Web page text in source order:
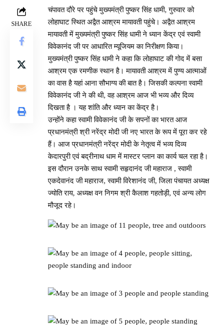
SHARE
चंपावत दौरे पर पहुंचे मुख्यमंत्री पुष्कर सिंह धामी, गुरुवार को
लोहाघाट स्थित अद्वैत आश्रम मायावती पहुंचे। अद्वैत आश्रम
मायावती में मुख्यमंत्री पुष्कर सिंह धामी ने ध्यान केंद्र एवं स्वामी
विवेकानंद जी पर आधारित म्यूजियम का निरीक्षण किया।
मुख्यमंत्री पुष्कर सिंह धामी ने कहा कि लोहाघाट की गोद में बसा
आश्रम एक रमणीक स्थान है। मायावती आश्रम में पुण्य आत्माओं
का वास है यहां आना सौभाग्य की बात है। जिसकी कल्पना स्वामी
विवेकानंद जी ने की थी, वह आश्रम आज भी भव्य और दिव्य
दिखता है । यह शांति और ध्यान का केंद्र है।
उन्होंने कहा स्वामी विवेकानंद जी के सपनों का भारत आज
प्रधानमंत्री श्री नरेंद्र मोदी जी नए भारत के रूप में पूरा कर रहे
हैं। आज प्रधानमंत्री नरेंद्र मोदी के नेतृत्व में भव्य दिव्य
केदारपुरी एवं बद्रीनाथ धाम में मास्टर प्लान का कार्य चल रहा है।
इस दौरान उनके साथ स्वामी सहृदानंद जी महाराज , स्वामी
एकदेवानंद जी महाराज, स्वामी विरेशानंद जी, जिला पंचायत अध्यक्ष
ज्योति राय, अध्यक्ष वन निगम श्री कैलाश गहतोड़ी, एवं अन्य लोग
मौजूद रहे।